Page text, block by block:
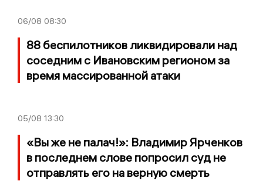
06/08 08:30
88 беспилотников ликвидировали над
соседним с Ивановским регионом за
время массированной атаки
05/08 13:30
«Вы же не палач!»: Владимир Ярченков
в последнем слове попросил суд не
отправлять его на верную смерть